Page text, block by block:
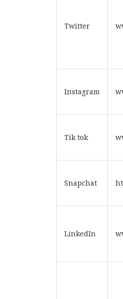
Twitter
Instagram
Tik tok
Snapchat
LinkedIn